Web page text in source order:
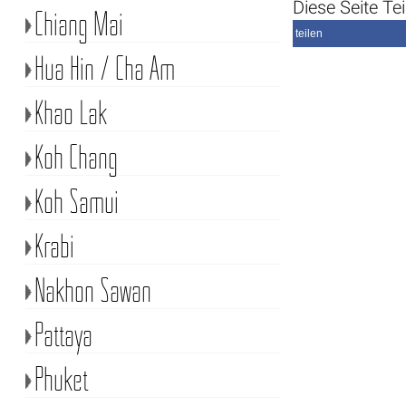
Diese Seite
teilen
Chiang Mai
Hua Hin / Cha Am
Khao Lak
Koh Chang
Koh Samui
Krabi
Nakhon Sawan
Pattaya
Phuket